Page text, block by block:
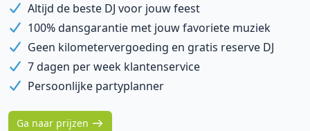
Altijd de beste DJ voor jouw feest
100% dansgarantie met jouw favoriete muziek
Geen kilometervergoeding en gratis reserve DJ
7 dagen per week klantenservice
Persoonlijke partyplanner
Ga naar prijzen